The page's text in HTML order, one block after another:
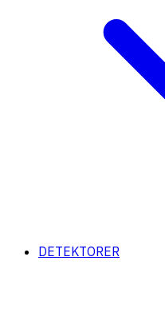
DETEKTORER